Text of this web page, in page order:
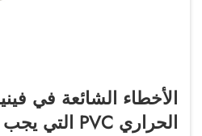
الأخطاء الشائعة في
الحراري PVC التي يجب تجنبها